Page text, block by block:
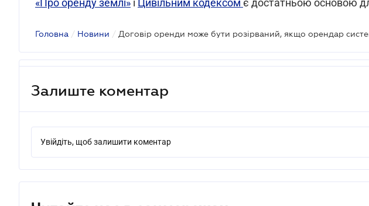
«Про оренду землі» і Цивільним кодексом є достатньою основою
Головна / Новини /
Залиште коментар
Увійдіть, щоб залишити коментар